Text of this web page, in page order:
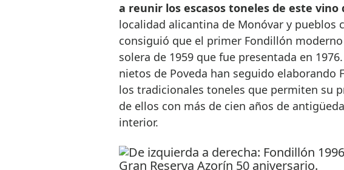
a reunir los escasos toneles de este vino
localidad alicantina de Monóvar y pueblos
consiguió que el primer Fondillón
solera de 1959 que fue presentada en
nietos de Poveda han seguido elaborando
los tradicionales toneles que permiten su
de ellos con más de cien años de
interior.